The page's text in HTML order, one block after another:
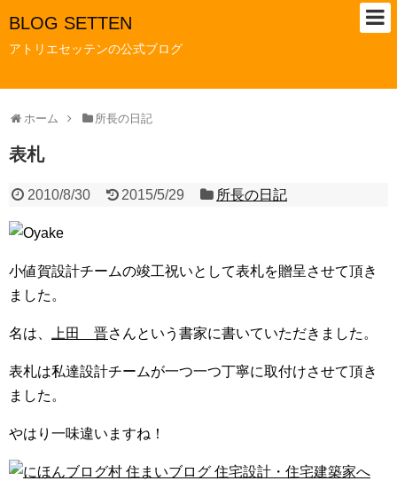
BLOG SETTEN
アトリエセッテンの公式ブログ
ホーム 所長の日記
表札
2010/8/30 2015/5/29 所長の日記
小値賀設計チームの竣工祝いとして表札を贈呈させて頂き
ました。
名は、 上田 晋さんという書家に書いていただきました。
表札は私達設計チームが一つ一つ丁寧に取付けさせて頂き
ました。
やはり一味違いますね！